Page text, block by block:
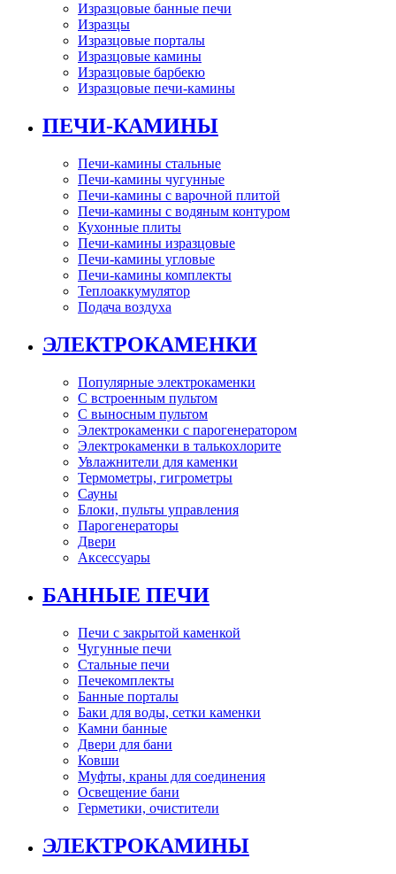
Изразцовые банные печи
Изразцы
Изразцовые порталы
Изразцовые камины
Изразцовые барбекю
Изразцовые печи-камины
ПЕЧИ-КАМИНЫ
Печи-камины стальные
Печи-камины чугунные
Печи-камины с варочной плитой
Печи-камины с водяным контуром
Кухонные плиты
Печи-камины изразцовые
Печи-камины угловые
Печи-камины комплекты
Теплоаккумулятор
Подача воздуха
ЭЛЕКТРОКАМЕНКИ
Популярные электрокаменки
С встроенным пультом
С выносным пультом
Электрокаменки с парогенератором
Электрокаменки в талькохлорите
Увлажнители для каменки
Термометры, гигрометры
Сауны
Блоки, пульты управления
Парогенераторы
Двери
Аксессуары
БАННЫЕ ПЕЧИ
Печи с закрытой каменкой
Чугунные печи
Стальные печи
Печекомплекты
Банные порталы
Баки для воды, сетки каменки
Камни банные
Двери для бани
Ковши
Муфты, краны для соединения
Освещение бани
Герметики, очистители
ЭЛЕКТРОКАМИНЫ